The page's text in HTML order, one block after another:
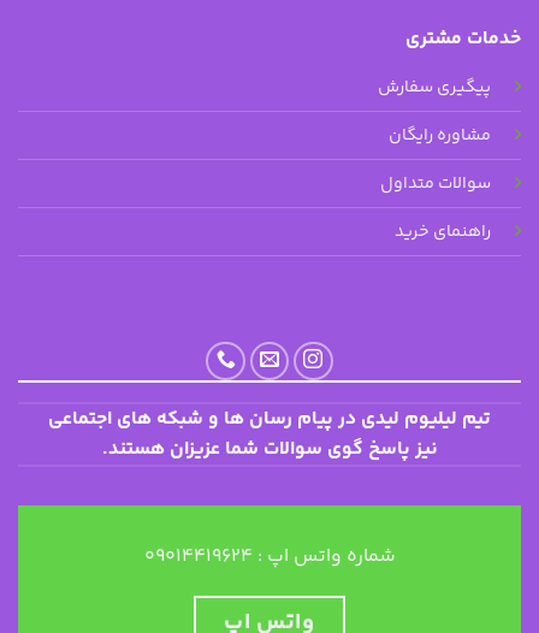
خدمات مشتری
پیگیری سفارش
مشاوره رایگان
سوالات متداول
راهنمای خرید
تیم لیلیوم لیدی در پیام رسان ها و شبکه های اجتماعی
نیز پاسخ گوی سوالات شما عزیزان هستند.
شماره واتس اپ : ۰۹۰۱۴۴۱۹۶۲۴
واتس اپ